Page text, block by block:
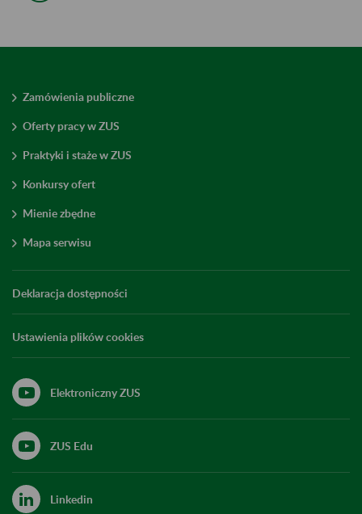
Zamówienia publiczne
Oferty pracy w ZUS
Praktyki i staże w ZUS
Konkursy ofert
Mienie zbędne
Mapa serwisu
Deklaracja dostępności
Ustawienia plików cookies
Elektroniczny ZUS
ZUS Edu
Linkedin